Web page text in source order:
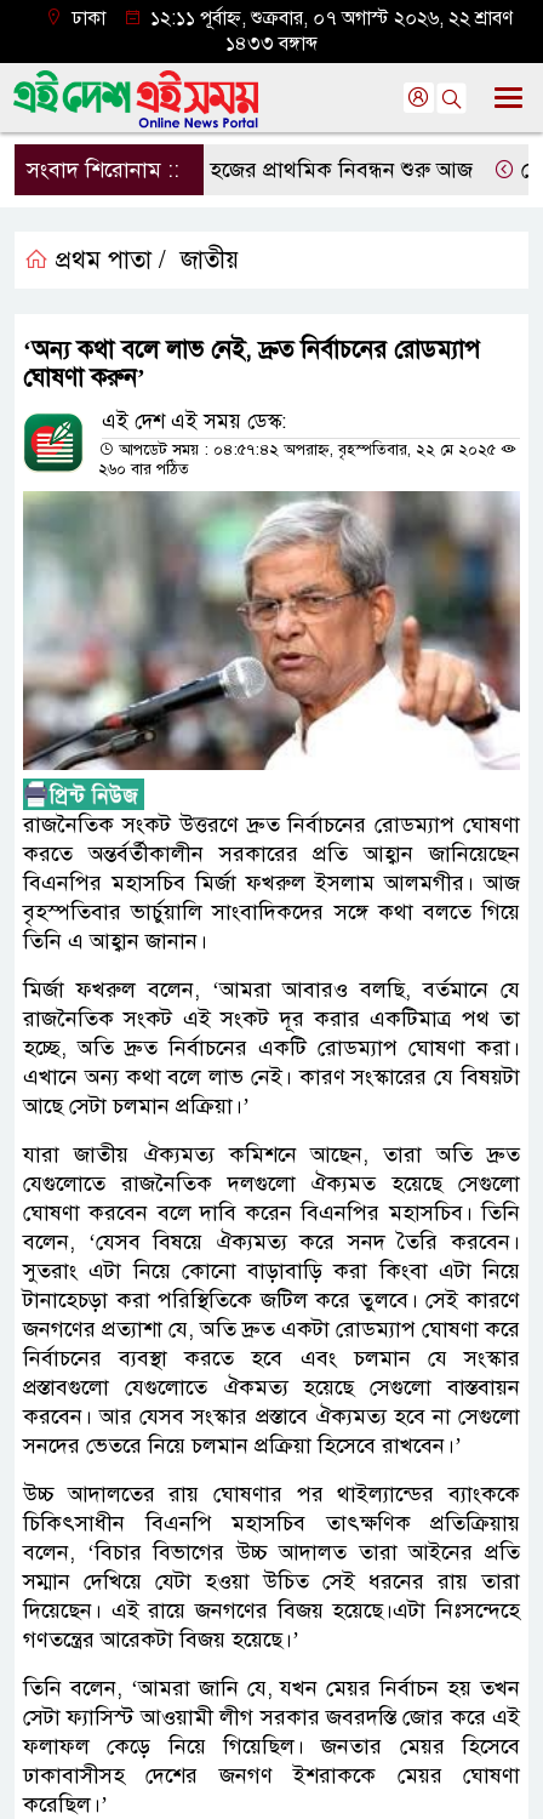
ঢাকা
১২:১১ পূর্বাহ্ন, শুক্রবার, ০৭ অগাস্ট ২০২৬, ২২ শ্রাবণ
১৪৩৩ বঙ্গাব্দ
সংবাদ শিরোনাম ::হজের প্রাথমিক নিবন্ধন শুরু আজ
প্রথম পাতা / জাতীয়
‘অন্য কথা বলে লাভ নেই, দ্রুত নির্বাচনের রোডম্যাপ
ঘোষণা করুন’
এই দেশ এই সময় ডেস্ক:
আপডেট সময় : ০৪:৫৭:৪২ অপরাহ্ন, বৃহস্পতিবার, ২২ মে ২০২৫
২৬০ বার পঠিত
রাজনৈতিক সংকট উত্তরণে দ্রুত নির্বাচনের রোডম্যাপ ঘোষণা
করতে অন্তর্বর্তীকালীন সরকারের প্রতি আহ্বান জানিয়েছেন
বিএনপির মহাসচিব মির্জা ফখরুল ইসলাম আলমগীর। আজ
বৃহস্পতিবার ভার্চুয়ালি সাংবাদিকদের সঙ্গে কথা বলতে গিয়ে
তিনি এ আহ্বান জানান।
মির্জা ফখরুল বলেন, ‘আমরা আবারও বলছি, বর্তমানে যে
রাজনৈতিক সংকট এই সংকট দূর করার একটিমাত্র পথ তা
হচ্ছে, অতি দ্রুত নির্বাচনের একটি রোডম্যাপ ঘোষণা করা।
এখানে অন্য কথা বলে লাভ নেই। কারণ সংস্কারের যে বিষয়টা
আছে সেটা চলমান প্রক্রিয়া।’
যারা জাতীয় ঐক্যমত্য কমিশনে আছেন, তারা অতি দ্রুত
যেগুলোতে রাজনৈতিক দলগুলো ঐক্যমত হয়েছে সেগুলো
ঘোষণা করবেন বলে দাবি করেন বিএনপির মহাসচিব। তিনি
বলেন, ‘যেসব বিষয়ে ঐক্যমত্য করে সনদ তৈরি করবেন।
সুতরাং এটা নিয়ে কোনো বাড়াবাড়ি করা কিংবা এটা নিয়ে
টানাহেচড়া করা পরিস্থিতিকে জটিল করে তুলবে। সেই কারণে
জনগণের প্রত্যাশা যে, অতি দ্রুত একটা রোডম্যাপ ঘোষণা করে
নির্বাচনের ব্যবস্থা করতে হবে এবং চলমান যে সংস্কার
প্রস্তাবগুলো যেগুলোতে ঐকমত্য হয়েছে সেগুলো বাস্তবায়ন
করবেন। আর যেসব সংস্কার প্রস্তাবে ঐক্যমত্য হবে না সেগুলো
সনদের ভেতরে নিয়ে চলমান প্রক্রিয়া হিসেবে রাখবেন।’
উচ্চ আদালতের রায় ঘোষণার পর থাইল্যান্ডের ব্যাংককে
চিকিৎসাধীন বিএনপি মহাসচিব তাৎক্ষণিক প্রতিক্রিয়ায়
বলেন, ‘বিচার বিভাগের উচ্চ আদালত তারা আইনের প্রতি
সম্মান দেখিয়ে যেটা হওয়া উচিত সেই ধরনের রায় তারা
দিয়েছেন। এই রায়ে জনগণের বিজয় হয়েছে।এটা নিঃসন্দেহে
গণতন্ত্রের আরেকটা বিজয় হয়েছে।’
তিনি বলেন, ‘আমরা জানি যে, যখন মেয়র নির্বাচন হয় তখন
সেটা ফ্যাসিস্ট আওয়ামী লীগ সরকার জবরদস্তি জোর করে এই
ফলাফল কেড়ে নিয়ে গিয়েছিল। জনতার মেয়র হিসেবে
ঢাকাবাসীসহ দেশের জনগণ ইশরাককে মেয়র ঘোষণা
করেছিল।’